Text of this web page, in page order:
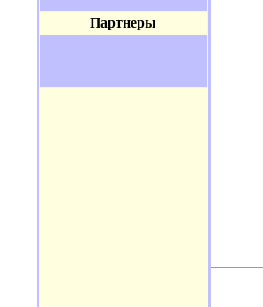
Партнеры